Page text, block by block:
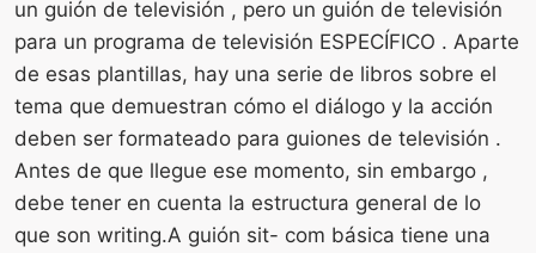
un guión de televisión , pero un guión de televisión
para un programa de televisión ESPECÍFICO . Aparte
de esas plantillas, hay una serie de libros sobre el
tema que demuestran cómo el diálogo y la acción
deben ser formateado para guiones de televisión .
Antes de que llegue ese momento, sin embargo ,
debe tener en cuenta la estructura general de lo
que son writing.A guión sit- com básica tiene una